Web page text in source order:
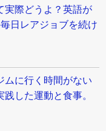
実際どうよ？英語が
日レアジョブを続け
ムに行く時間がない
した運動と食事。